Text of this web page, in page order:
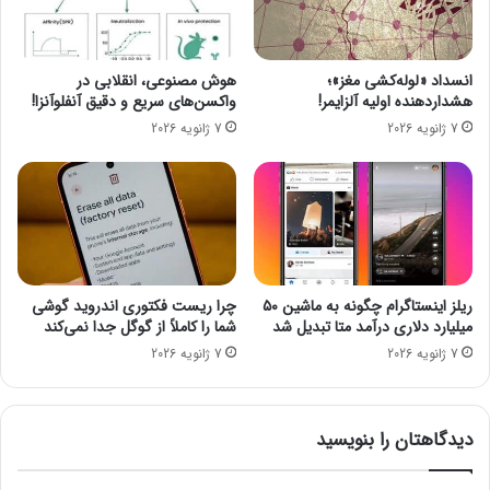
ح
و
ل
م
ی‌
ک
د
؟
ی
و
ض
ا
ی
ب
ر
س
م
ا
ه‌
گ
ذ
ر
انسداد «لوله‌کشی مغز»؛
هشداردهنده اولیه آلزایمر!
7 ژانویه 2026
هوش مصنوعی، انقلابی در
واکسن‌های سریع و دقیق آنفلوآنزا!
7 ژانویه 2026
ریلز اینستاگرام چگونه به ماشین ۵۰
میلیارد دلاری درآمد متا تبدیل شد
7 ژانویه 2026
چرا ریست فکتوری اندروید گوشی
شما را کاملاً از گوگل جدا نمی‌کند
7 ژانویه 2026
دیدگاهتان را بنویسید